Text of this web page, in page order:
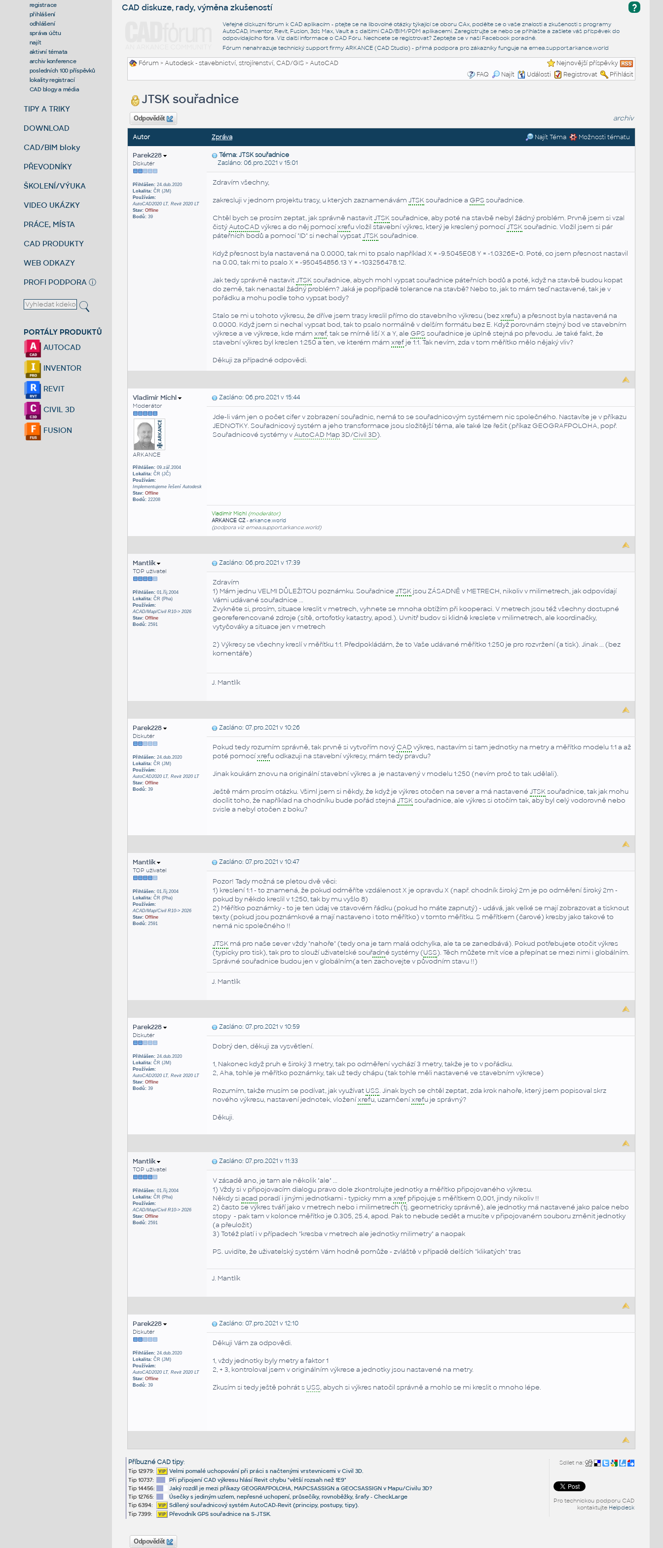
registrace
přihlášení
odhlášení
správa účtu
najít
aktivní témata
archiv konference
posledních 100 příspěvků
lokality registrací
CAD blogy a média
TIPY A TRIKY
DOWNLOAD
CAD/BIM bloky
PŘEVODNÍKY
ŠKOLENÍ/VÝUKA
VIDEO UKÁZKY
PRÁCE, MÍSTA
CAD PRODUKTY
WEB ODKAZY
PROFI PODPORA ⓘ
PORTÁLY PRODUKTŮ
AUTOCAD
INVENTOR
REVIT
CIVIL 3D
FUSION
?
CAD diskuze, rady, výměna zkušeností
Veřejné diskuzní fórum k CAD aplikacím - ptejte se na libovolné otázky týkající se oboru CAx, podělte se o vaše znalosti a zkušenosti s programy
AutoCAD, Inventor, Revit, Fusion, 3ds Max, Vault a s dalšími CAD/BIM/PDM aplikacemi. Zaregistrujte se nebo se přihlašte a zašlete váš příspěvek do
odpovídajícího fóra. Viz další informace o CAD Fóru. Nechcete se registrovat? Zeptejte se v naší Facebook poradně.
Fórum nenahrazuje technický support firmy ARKANCE (CAD Studio) - přímá podpora pro zákazníky funguje na emea.support.arkance.world
Fórum >Autodesk - stavebnictví, strojírenství, CAD/GIS>AutoCAD
Nejnovější příspěvky
FAQ
Najít Události Registrovat Přihlásit
JTSK souřadnice
Odpovědět archiv
Autor Zpráva Najít Téma Možnosti tématu
Parek228
Diskutér
Přihlášen:24.dub.2020
Lokalita:ČR (JM)
Používám:
AutoCAD2020 LT, Revit 2020 LT
Stav: Offline
Bodů:39
Téma: JTSK souřadnice
Zasláno: 06.pro.2021 v 15:01
Zdravím všechny,
zakresluji v jednom projektu trasy, u kterých zaznamenávám JTSK souřadnice a GPS souřadnice.
Chtěl bych se prosím zeptat, jak správně nastavitJTSK souřadnice, aby poté na stavbě nebyl žádný problém. Prvně jsem si vzal
čistýAutoCAD výkres a do něj pomocíxrefu vložil stavební výkres, který je kreslený pomocíJTSK souřadnic. Vložil jsem si pár
páteřních bodů a pomocí "ID" si nechal vypsatJTSK souřadnice.
Když přesnost byla nastavená na 0.0000, tak mi to psalo například X = -9.5045E08 Y = -1.0326E+0. Poté, co jsem přesnost nastavil
na 0.00, tak mi to psalo X = -950454856.13 Y = -103256478.12.
Jak tedy správně nastavitJTSK souřadnice, abych mohl vypsat souřadnice páteřních bodů a poté, když na stavbě budou kopat
do země, tak nenastal žádný problém? Jaká je popřípadě tolerance na stavbě? Nebo to, jak to mám teď nastavené, tak je v
pořádku a mohu podle toho vypsat body?
Stalo se mi u tohoto výkresu, že dříve jsem trasy kreslil přímo do stavebního výkresu (bezxrefu) a přesnost byla nastavená na
0.0000. Když jsem si nechal vypsat bod, tak to psalo normálně v delším formátu bez E. Když porovnám stejný bod ve stavebním
výkrese a ve výkrese, kde mám xref, tak se mírně liší X a Y, ale GPS souřadnice je úplně stejná po převodu. Je také fakt, že
stavební výkres byl kreslen 1:250 a ten, ve kterém mám xrefje 1:1. Tak nevím, zda v tom měřítko mělo nějaký vliv?
Děkuji za případné odpovědi.
Vladimír Michl
Moderátor
ARKANCE
Přihlášen:09.zář.2004
Lokalita:ČR (JČ)
Používám:
Implementujeme řešení Autodesk
Stav: Offline
Bodů:22208
Zasláno: 06.pro.2021 v 15:44
Jde-li vám jen o počet cifer v zobrazení souřadnic, nemá to se souřadnicovým systémem nic společného. Nastavíte je v příkazu
JEDNOTKY. Souřadnicový systém a jeho transformace jsou složitější téma, ale také lze řešit (příkaz GEOGRAFPOLOHA, popř.
Souřadnicové systémy vAutoCAD Map3D/Civil 3D).
Vladimír Michl (moderátor)
ARKANCE CZ- arkance.world
(podpora viz emea.support.arkance.world)
Mantlík
TOP uživatel
Přihlášen:01.říj.2004
Lokalita:ČR (Pha)
Používám:
ACAD/Map/Civil R10-> 2026
Stav: Offline
Bodů:2591
Zasláno: 06.pro.2021 v 17:39
Zdravím
1) Mám jednu VELMI DŮLEŽITOU poznámku. Souřadnice JTSK jsou ZÁSADNĚ v METRECH, nikoliv v milimetrech, jak odpovídají
Vámi udávané souřadnice ...
Zvykněte si, prosím, situace kreslit v metrech, vyhnete se mnoha obtížím při kooperaci. V metrech jsou též všechny dostupné
georeferencované zdroje (sítě, ortofotky katastry, apod.). Uvnitř budov si klidně kreslete v milimetrech, ale koordinačky,
vytyčováky a situace jen v metrech
2) Výkresy se všechny kreslí v měřítku 1:1. Předpokládám, že to Vaše udávané měřítko 1:250 je pro rozvržení (a tisk). Jinak ... (bez
komentáře)
J. Mantlík
Parek228
Diskutér
Přihlášen:24.dub.2020
Lokalita:ČR (JM)
Používám:
AutoCAD2020 LT, Revit 2020 LT
Stav: Offline
Bodů:39
Zasláno: 07.pro.2021 v 10:26
Pokud tedy rozumím správně, tak prvně si vytvořím nový CAD výkres, nastavím si tam jednotky na metry a měřítko modelu 1:1 a až
poté pomocíxrefu odkazuji na stavební výkresy, mám tedy pravdu?
Jinak koukám znovu na originální stavební výkres a je nastavený v modelu 1:250 (nevím proč to tak udělali).
Ještě mám prosím otázku. Všiml jsem si někdy, že když je výkres otočen na sever a má nastavené JTSK souřadnice, tak jak mohu
docílit toho, že například na chodníku bude pořád stejná JTSK souřadnice, ale výkres si otočím tak, aby byl celý vodorovně nebo
svisle a nebyl otočen z boku?
Mantlík
TOP uživatel
Přihlášen:01.říj.2004
Lokalita:ČR (Pha)
Používám:
ACAD/Map/Civil R10-> 2026
Stav: Offline
Bodů:2591
Zasláno: 07.pro.2021 v 10:47
Pozor! Tady možná se pletou dvě věci:
1) kreslení 1:1 - to znamená, že pokud odměříte vzdálenost X je opravdu X (např. chodník široký 2m je po odměření široký 2m -
pokud by někdo kreslil v 1:250, tak by mu vyšlo 8)
2) Měřítko poznámky - to je ten údaj ve stavovém řádku (pokud ho máte zapnutý) - udává, jak velké se mají zobrazovat a tisknout
texty (pokud jsou poznámkové a mají nastaveno i toto měřítko) v tomto měřítku. S měřítkem (čarové) kresby jako takové to
nemá nic společného !!
JTSK má pro naše sever vždy "nahoře" (tedy ona je tam malá odchylka, ale ta se zanedbává). Pokud potřebujete otočit výkres
(typicky pro tisk), tak pro to slouží uživatelské souřadné systémy (USS). Těch můžete mít více a přepínat se mezi nimi i globálním.
Správné souřadnice budou jen v globálním(a ten zachovejte v původním stavu !!)
J. Mantlík
Parek228
Diskutér
Přihlášen:24.dub.2020
Lokalita:ČR (JM)
Používám:
AutoCAD2020 LT, Revit 2020 LT
Stav: Offline
Bodů:39
Zasláno: 07.pro.2021 v 10:59
Dobrý den, děkuji za vysvětlení.
1, Nakonec když pruh e široký 3 metry, tak po odměření vychází 3 metry, takže je to v pořádku.
2, Aha, tohle je měřítko poznámky, tak už tedy chápu (tak tohle měli nastavené ve stavebním výkrese)
Rozumím, takže musím se podívat, jak využívat USS. Jinak bych se chtěl zeptat, zda krok nahoře, který jsem popisoval skrz
nového výkresu, nastavení jednotek, vloženíxrefu, uzamčeníxrefu je správný?
Děkuji.
Mantlík
TOP uživatel
Přihlášen:01.říj.2004
Lokalita:ČR (Pha)
Používám:
ACAD/Map/Civil R10-> 2026
Stav: Offline
Bodů:2591
Zasláno: 07.pro.2021 v 11:33
V zásadě ano, je tam ale několik "ale" ...
1) Vždy si v připojovacím dialogu pravo dole zkontrolujte jednotky a měřítko připojovaného výkresu.
Někdy si acad poradí i jinými jednotkami - typicky mm a xrefpřipojuje s měřítkem 0,001, jindy nikoliv !!
2) často se výkres tváří jako v metrech nebo i milimetrech (tj. geometricky správně), ale jednotky má nastavené jako palce nebo
stopy - pak tam v kolonce měřítko je 0.305, 25.4, apod. Pak to nebude sedět a musíte v připojovaném souboru změnit jednotky
(a přeuložit)
3) Totéž platí i v případech "kresba v metrech ale jednotky milimetry" a naopak
PS. uvidíte, že uživatelský systém Vám hodně pomůže - zvláště v případě delších "klikatých" tras
J. Mantlík
Parek228
Diskutér
Přihlášen:24.dub.2020
Lokalita:ČR (JM)
Používám:
AutoCAD2020 LT, Revit 2020 LT
Stav: Offline
Bodů:39
Zasláno: 07.pro.2021 v 12:10
Děkuji Vám za odpovědi.
1, vždy jednotky byly metry a faktor 1
2, + 3, kontroloval jsem v originálním výkrese a jednotky jsou nastavené na metry.
Zkusím si tedy ještě pohrát s USS, abych si výkres natočil správně a mohlo se mi kreslit o mnoho lépe.
Sdílet na:
Pro technickou podporu CAD
kontaktujte Helpdesk
Příbuzné CAD tipy:
Tip 12979:
Velmi pomalé uchopování při práci s načtenými vrstevnicemi v Civil 3D.
Tip 10737:
Při připojení CAD výkresu hlásí Revit chybu "větší rozsah než 1E9"
Tip 14456:
Jaký rozdíl je mezi příkazy GEOGRAFPOLOHA, MAPCSASSIGN a GEOCSASSIGN v Mapu/Civilu 3D?
Tip 12765:
Úsečky s jediným uzlem, nepřesné uchopení, průsečíky, rovnoběžky, šrafy - CheckLarge
Tip 6394:
Sdílený souřadnicový systém AutoCAD-Revit (principy, postupy, tipy).
Tip 7399:
Převodník GPS souřadnice na S-JTSK.
Odpovědět